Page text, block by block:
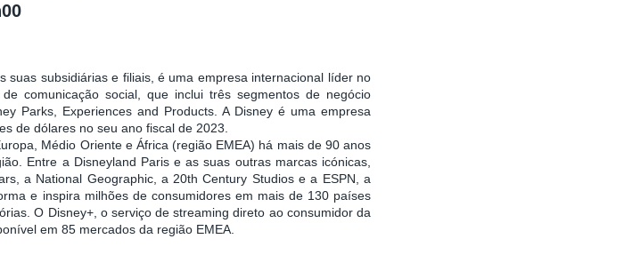
suas subsidiárias e filiais, é uma empresa internacional líder no
comunicação social, que inclui três segmentos de negócio
Parks, Experiences and Products. A Disney é uma empresa
de dólares no seu ano fiscal de 2023.
Médio Oriente e África (região EMEA) há mais de 90 anos
Entre a Disneyland Paris e as suas outras marcas icónicas,
a National Geographic, a 20th Century Studios e a ESPN, a
e inspira milhões de consumidores em mais de 130 países
O Disney+, o serviço de streaming direto ao consumidor da
em 85 mercados da região EMEA.